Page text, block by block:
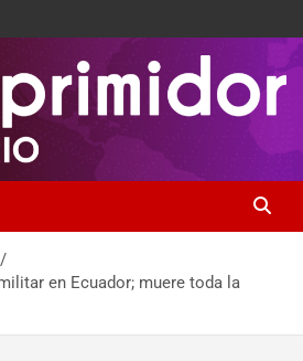
en Ecuador; muere toda la